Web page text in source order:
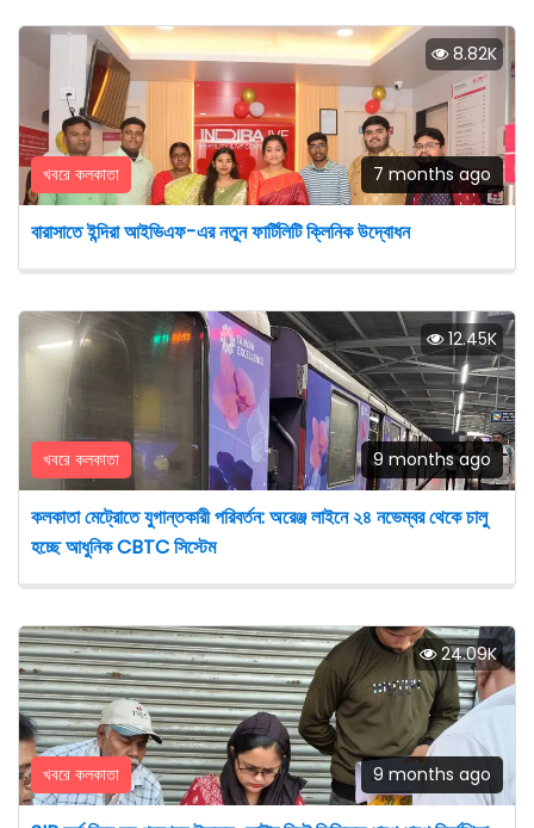
8.82K
খবরে কলকাতা 7 months ago
বারাসাতে ইন্দিরা আইভিএফ-এর নতুন ফার্টিলিটি ক্লিনিক উদ্বোধন
12.45K
খবরে কলকাতা 9 months ago
কলকাতা মেট্রোতে যুগান্তকারী পরিবর্তন: অরেঞ্জ লাইনে ২৪ নভেম্বর থেকে চালু
হচ্ছে আধুনিক CBTC সিস্টেম
24.09K
খবরে কলকাতা 9 months ago